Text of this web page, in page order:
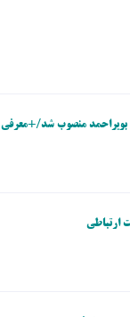
بویراحمد منصوب شد/+معرفی
ارتباطی